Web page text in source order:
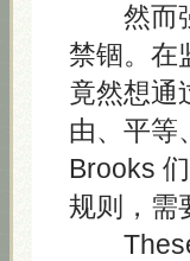
然而强
禁锢。在
竟然想通
由、平等
Brooks
规则，需
These